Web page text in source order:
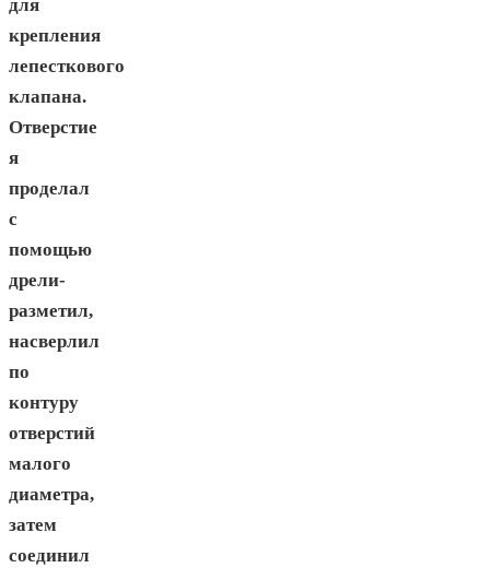
для
крепления
лепесткового
клапана.
Отверстие
я
проделал
с
помощью
дрели-
разметил,
насверлил
по
контуру
отверстий
малого
диаметра,
затем
соединил